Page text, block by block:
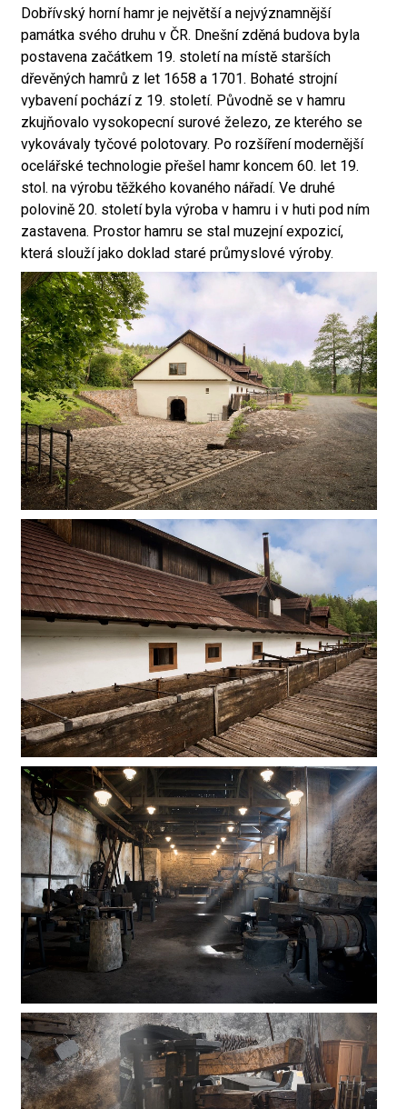
Dobřívský horní hamr je největší a nejvýznamnější
památka svého druhu v ČR. Dnešní zděná budova byla
postavena začátkem 19. století na místě starších
dřevěných hamrů z let 1658 a 1701. Bohaté strojní
vybavení pochází z 19. století. Původně se v hamru
zkujňovalo vysokopecní surové železo, ze kterého se
vykovávaly tyčové polotovary. Po rozšíření modernější
ocelářské technologie přešel hamr koncem 60. let 19.
stol. na výrobu těžkého kovaného nářadí. Ve druhé
polovině 20. století byla výroba v hamru i v huti pod ním
zastavena. Prostor hamru se stal muzejní expozicí,
která slouží jako doklad staré průmyslové výroby.